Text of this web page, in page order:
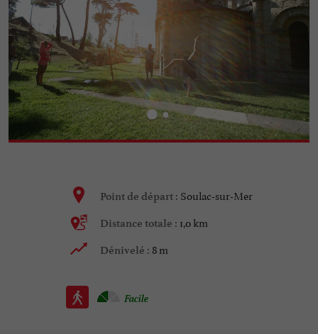
Point de départ : Soulac-sur-Mer
Distance totale : 1,0 km
Dénivelé : 8 m
Facile